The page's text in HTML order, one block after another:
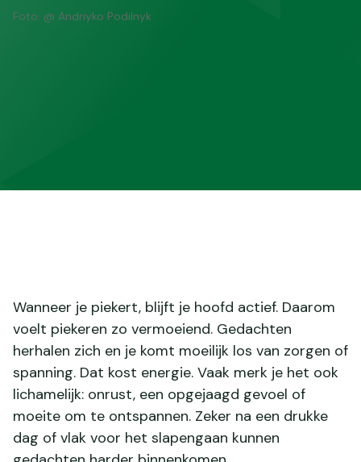
Foto: @ Andriyko Podilnyk
Wanneer je piekert, blijft je hoofd actief. Daarom
voelt piekeren zo vermoeiend. Gedachten
herhalen zich en je komt moeilijk los van zorgen of
spanning. Dat kost energie. Vaak merk je het ook
lichamelijk: onrust, een opgejaagd gevoel of
moeite om te ontspannen. Zeker na een drukke
dag of vlak voor het slapengaan kunnen